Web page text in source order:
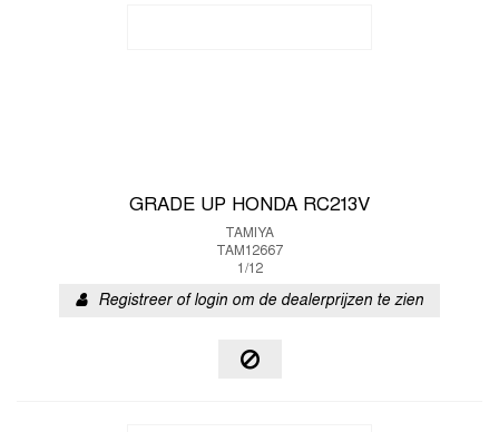
GRADE UP HONDA RC213V
TAMIYA
TAM12667
1/12
Registreer of login om de dealerprijzen te zien